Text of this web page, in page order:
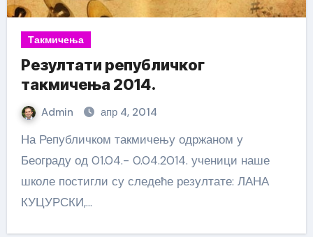
Такмичења
Резултати републичког
такмичења 2014.
Admin апр 4, 2014
На Републичком такмичењу одржаном у
Београду од 01.04.- 0.04.2014. ученици наше
школе постигли су следеће резултате: ЛАНА
КУЦУРСКИ,…